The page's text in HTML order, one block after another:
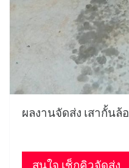
ผลงานจัดส่ง เสากั้นล้อ